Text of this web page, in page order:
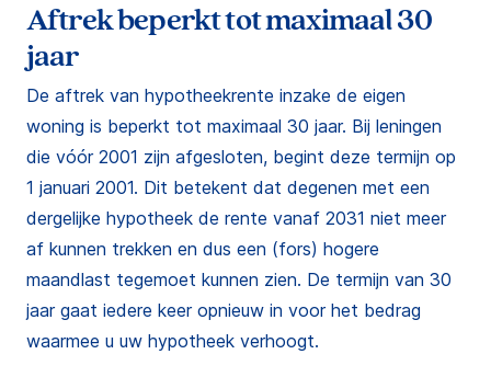
Aftrek beperkt tot maximaal 30
jaar
De aftrek van hypotheekrente inzake de eigen
woning is beperkt tot maximaal 30 jaar. Bij leningen
die vóór 2001 zijn afgesloten, begint deze termijn op
1 januari 2001. Dit betekent dat degenen met een
dergelijke hypotheek de rente vanaf 2031 niet meer
af kunnen trekken en dus een (fors) hogere
maandlast tegemoet kunnen zien. De termijn van 30
jaar gaat iedere keer opnieuw in voor het bedrag
waarmee u uw hypotheek verhoogt.